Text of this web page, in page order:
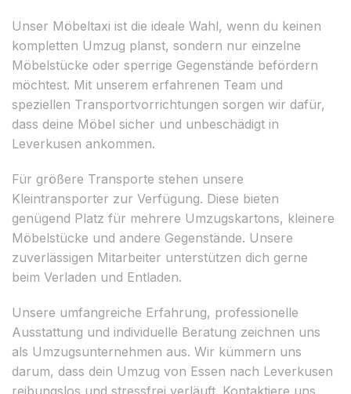
Unser Möbeltaxi ist die ideale Wahl, wenn du keinen
kompletten Umzug planst, sondern nur einzelne
Möbelstücke oder sperrige Gegenstände befördern
möchtest. Mit unserem erfahrenen Team und
speziellen Transportvorrichtungen sorgen wir dafür,
dass deine Möbel sicher und unbeschädigt in
Leverkusen ankommen.
Für größere Transporte stehen unsere
Kleintransporter zur Verfügung. Diese bieten
genügend Platz für mehrere Umzugskartons, kleinere
Möbelstücke und andere Gegenstände. Unsere
zuverlässigen Mitarbeiter unterstützen dich gerne
beim Verladen und Entladen.
Unsere umfangreiche Erfahrung, professionelle
Ausstattung und individuelle Beratung zeichnen uns
als Umzugsunternehmen aus. Wir kümmern uns
darum, dass dein Umzug von Essen nach Leverkusen
reibungslos und stressfrei verläuft. Kontaktiere uns